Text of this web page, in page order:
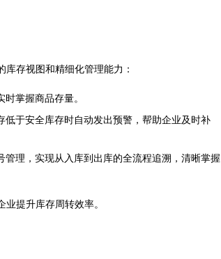
存视图和精细化管理能力：
掌握商品存量。
于安全库存时自动发出预警，帮助企业及时补
管理，实现从入库到出库的全流程追溯，清晰掌握
提升库存周转效率。